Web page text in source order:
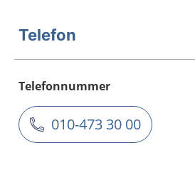
Telefon
Telefonnummer
010-473 30 00